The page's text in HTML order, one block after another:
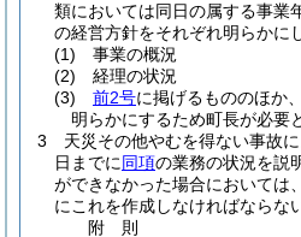
類においては同日の属する事業
の経営方針をそれぞれ明らかに
(1)
事業の概況
(2)
経理の状況
(3)
前2号に掲げるもののほか
明らかにするため町長が必要
3
天災その他やむを得ない事故に
日までに同項の業務の状況を説
ができなかった場合においては
にこれを作成しなければならな
附 則